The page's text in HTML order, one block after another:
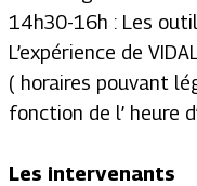
14h30-16h : Les
L’expérience de
( horaires pouvant
fonction de l’ heure
Les intervenants